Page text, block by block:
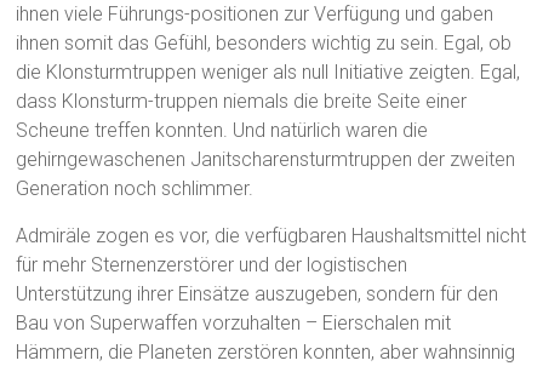
ihnen viele Führungs-positionen zur Verfügung und gaben
ihnen somit das Gefühl, besonders wichtig zu sein. Egal, ob
die Klonsturmtruppen weniger als null Initiative zeigten. Egal,
dass Klonsturm-truppen niemals die breite Seite einer
Scheune treffen konnten. Und natürlich waren die
gehirngewaschenen Janitscharensturmtruppen der zweiten
Generation noch schlimmer.
Admiräle zogen es vor, die verfügbaren Haushaltsmittel nicht
für mehr Sternenzerstörer und der logistischen
Unterstützung ihrer Einsätze auszugeben, sondern für den
Bau von Superwaffen vorzuhalten – Eierschalen mit
Hämmern, die Planeten zerstören konnten, aber wahnsinnig